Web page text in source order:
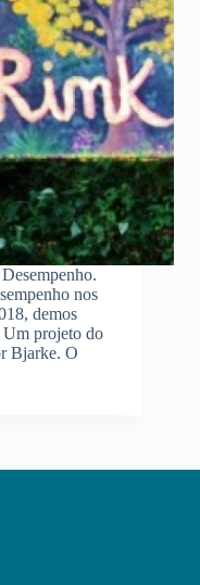
nos
demos
projeto do
Bjarke. O